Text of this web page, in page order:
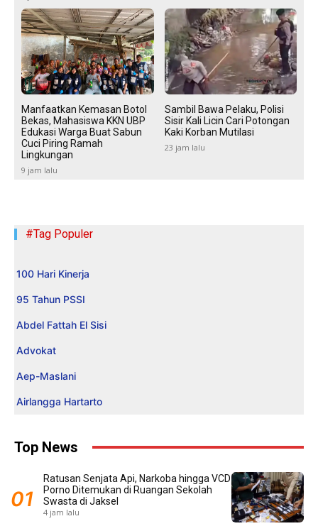
Manfaatkan Kemasan Botol
Bekas, Mahasiswa KKN UBP
Edukasi Warga Buat Sabun
Cuci Piring Ramah
Lingkungan
9 jam lalu
Sambil Bawa Pelaku, Polisi
Sisir Kali Licin Cari Potongan
Kaki Korban Mutilasi
23 jam lalu
#Tag Populer
100 Hari Kinerja
95 Tahun PSSI
Abdel Fattah El Sisi
Advokat
Aep-Maslani
Airlangga Hartarto
Top News
Ratusan Senjata Api, Narkoba hingga VCD
Porno Ditemukan di Ruangan Sekolah
Swasta di Jaksel
4 jam lalu